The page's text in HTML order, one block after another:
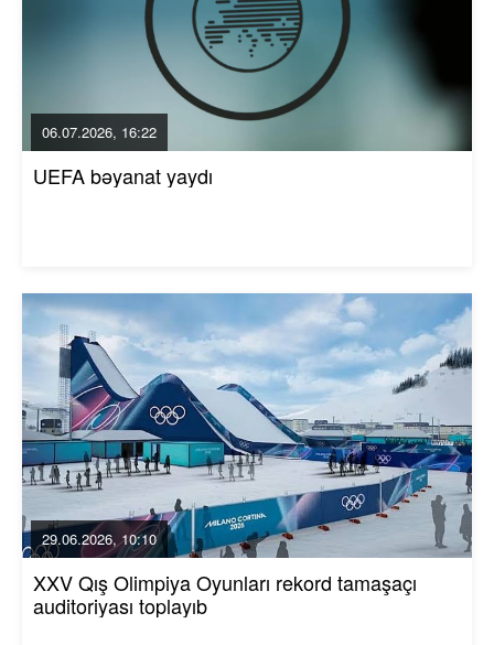
06.07.2026, 16:22
UEFA bəyanat yaydı
29.06.2026, 10:10
XXV Qış Olimpiya Oyunları rekord tamaşaçı
auditoriyası toplayıb